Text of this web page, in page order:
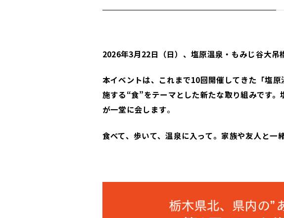
2026年3月22日（日）、塩原温泉・もみじ谷大吊
本イベントは、これまで10回開催してきた「塩
施する“食”をテーマとした新たな取り組みです
が一堂に会します。
食べて、歩いて、温泉に入って。家族や友人と一